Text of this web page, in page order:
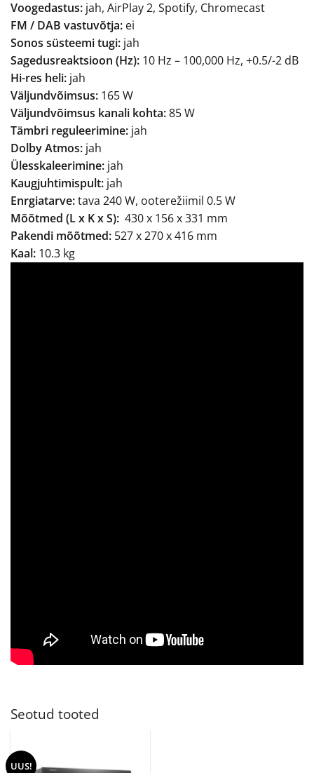
Voogedastus: jah, AirPlay 2, Spotify, Chromecast
FM / DAB vastuvõtja: ei
Sonos süsteemi tugi: jah
Sagedusreaktsioon (Hz): 10 Hz – 100,000 Hz, +0.5/-2 dB
Hi-res heli: jah
Väljundvõimsus: 165 W
Väljundvõimsus kanali kohta:85 W
Tämbri reguleerimine: jah
Dolby Atmos: jah
Ülesskaleerimine: jah
Kaugjuhtimispult: jah
Enrgiatarve:tava 240 W, ooterežiimil 0.5 W
Mõõtmed (L x K x S): 430 x 156 x 331 mm
Pakendi mõõtmed: 527 x 270 x 416 mm
Kaal: 10.3 kg
Seotud tooted
UUS!